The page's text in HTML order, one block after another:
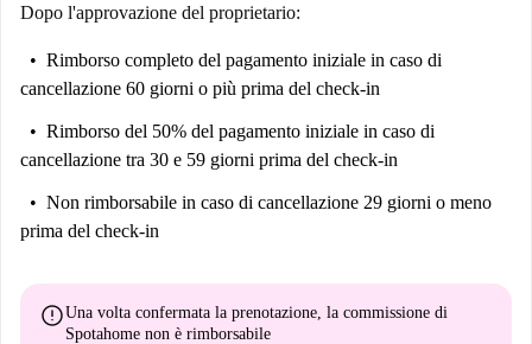
Dopo l'approvazione del proprietario:
Rimborso completo del pagamento iniziale in caso di
cancellazione 60 giorni o più prima del check-in
Rimborso del 50% del pagamento iniziale in caso di
cancellazione tra 30 e 59 giorni prima del check-in
Non rimborsabile in caso di cancellazione 29 giorni o meno
prima del check-in
errorUna volta confermata la prenotazione, la commissione di
Spotahome non è rimborsabile